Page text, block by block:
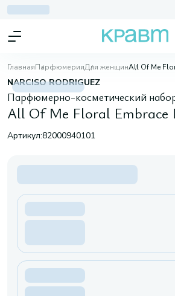
ГлавнаяПарфюмерияДля женщинAll Of Me
NARCISO RODRIGUEZ
Парфюмерно-косметический
All Of Me Floral Embrace
Артикул:82000940101